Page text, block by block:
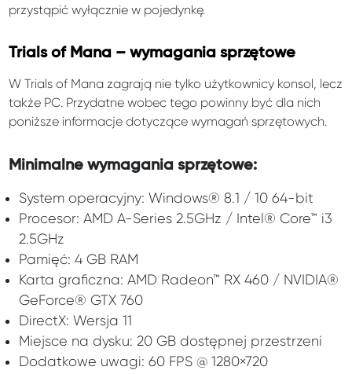
przystąpić wyłącznie w pojedynkę.
Trials of Mana – wymagania sprzętowe
W Trials of Mana zagrają nie tylko użytkownicy konsol, lecz
także PC. Przydatne wobec tego powinny być dla nich
poniższe informacje dotyczące wymagań sprzętowych.
Minimalne wymagania sprzętowe:
System operacyjny: Windows® 8.1 / 10 64-bit
Procesor: AMD A-Series 2.5GHz / Intel® Core™ i3
2.5GHz
Pamięć: 4 GB RAM
Karta graficzna: AMD Radeon™ RX 460 / NVIDIA®
GeForce® GTX 760
DirectX: Wersja 11
Miejsce na dysku: 20 GB dostępnej przestrzeni
Dodatkowe uwagi: 60 FPS @ 1280×720